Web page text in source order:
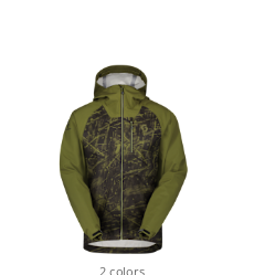
2 colors